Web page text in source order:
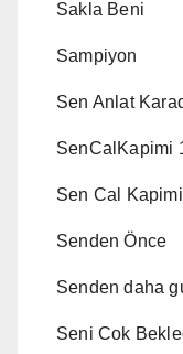
Sakla Beni
Sampiyon
Sen Anlat
SenCalKapimi
Sen Cal
Senden Önce
Senden daha
Seni Cok